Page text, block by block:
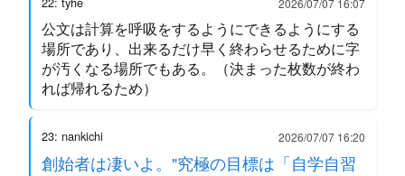
公文は計算を呼吸をするようにできるようにする
場所であり、出来るだけ早く終わらせるために字
が汚くなる場所でもある。（決まった枚数が終わ
れば帰れるため）
23: nankichi 2026/07/07 16:20
創始者は凄いよ。"究極の目標は「自学自習